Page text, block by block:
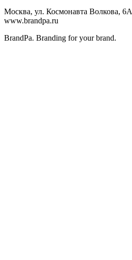
Москва, ул. Космонавта Волкова, 6А
www.brandpa.ru
BrandPa. Branding for your brand.